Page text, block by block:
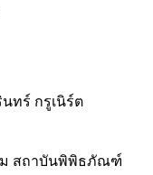
ม สถาบันพิพิธภัณฑ์